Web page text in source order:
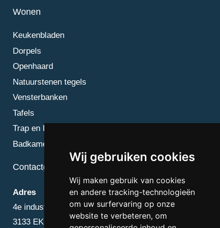
Wij gebruiken cookies
Wij maken gebruik van cookies
en andere tracking-technologieën
om uw surfervaring op onze
website te verbeteren, om
Wonen
Keukenbladen
Dorpels
Openhaard
Natuurstenen tegels
Vensterbanken
Tafels
Trap en Bordes
Badkamer
Contactgegevens
Adres
4e industriestraat 25
3133 EK Vlaardingen